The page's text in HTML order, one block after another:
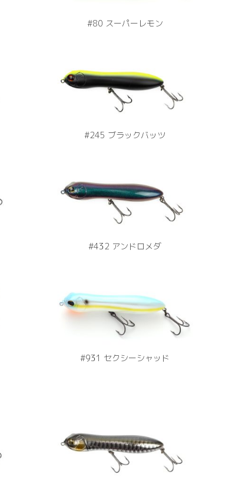
#80 スーパーレモン
#245 ブラックバッツ
#432 アンドロメダ
#931 セクシーシャッド